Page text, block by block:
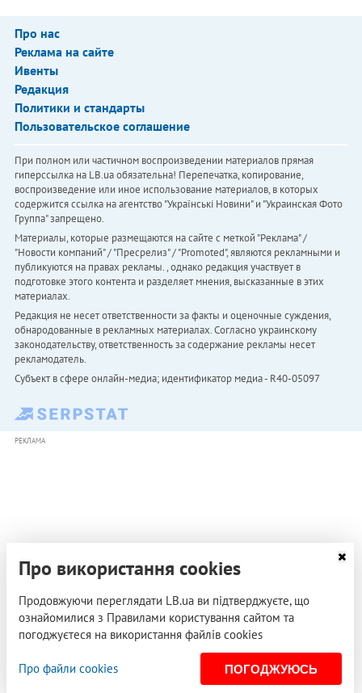
Про нас
Реклама на сайте
Ивенты
Редакция
Политики и стандарты
Пользовательское соглашение
При полном или частичном воспроизведении материалов прямая
гиперссылка на LB.ua обязательна! Перепечатка, копирование,
воспроизведение или иное использование материалов, в которых
содержится ссылка на агентство "Українськi Новини" и "Украинская Фото
Группа" запрещено.
Материалы, которые размещаются на сайте с меткой "Реклама" /
"Новости компаний" / "Пресрелиз" / "Promoted", являются рекламными и
публикуются на правах рекламы. , однако редакция участвует в
подготовке этого контента и разделяет мнения, высказанные в этих
материалах.
Редакция не несет ответственности за факты и оценочные суждения,
обнародованные в рекламных материалах. Согласно украинскому
законодательству, ответственность за содержание рекламы несет
рекламодатель.
Субъект в сфере онлайн-медиа; идентификатор медиа - R40-05097
РЕКЛАМА
Про використання cookies
Продовжуючи переглядати LB.ua ви підтверджуєте, що
ознайомилися з Правилами користування сайтом та
погоджуєтеся на використання файлів cookies
Про файли cookies ПОГОДЖУЮСЬ